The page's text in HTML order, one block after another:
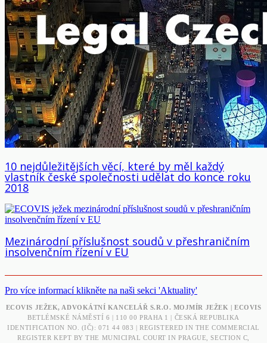
10 nejdůležitějších věcí, které by měl každý
vlastník české společnosti udělat do konce roku
2018
Mezinárodní příslušnost soudů v přeshraničním
insolvenčním řízení v EU
Pro více informací klikněte na naši sekci 'Aktuality'
ECOVIS JEŽEK, ADVOKÁTNÍ KANCELÁŘ S.R.O. MOJMÍR JEŽEK | ECOVIS
BETLÉMSKÉ NÁMĚSTÍ 6 | 110 00 PRAHA 1 | ČESKÁ REPUBLIKA
IDENTIFICATION NO. (IČ): 071 44 083 | REGISTERED IN THE COMMERCIAL
REGISTER KEPT BY THE MUNICIPAL COURT IN PRAGUE, SECTION C,